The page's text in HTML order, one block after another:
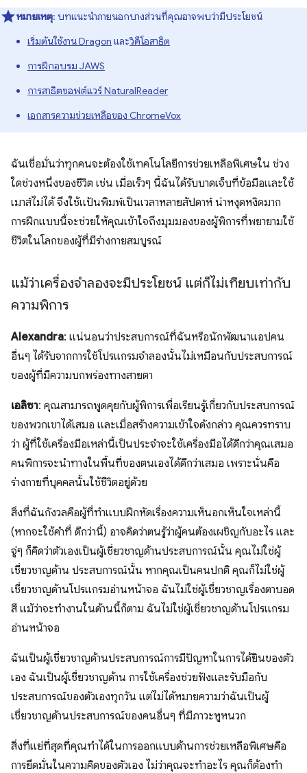
หมายเหตุ: บทแนะนำภายนอกบางส่วนที่คุณอาจพบว่ามีประโยชน์
เริ่มต้นใช้งาน Dragon และวิดีโอสาธิต
การฝึกอบรม JAWS
การสาธิตซอฟต์แวร์ NaturalReader
เอกสารความช่วยเหลือของ ChromeVox
ฉันเชื่อมั่นว่าทุกคนจะต้องใช้เทคโนโลยีการช่วยเหลือพิเศษใน ช่วง
ใดช่วงหนึ่งของชีวิต เช่น เมื่อเร็วๆ นี้ฉันได้รับบาดเจ็บที่ข้อมือและใช้
เมาส์ไม่ได้ จึงใช้แป้นพิมพ์เป็นเวลาหลายสัปดาห์ น่าหงุดหงิดมาก
การฝึกแบบนี้จะช่วยให้คุณเข้าใจถึงมุมมองของผู้พิการที่พยายามใช้
ชีวิตในโลกของผู้ที่มีร่างกายสมบูรณ์
แม้ว่าเครื่องจำลองจะมีประโยชน์ แต่ก็ไม่เทียบเท่ากับ
ความพิการ
Alexandra: แน่นอนว่าประสบการณ์ที่ฉันหรือนักพัฒนาแอปคน
อื่นๆ ได้รับจากการใช้โปรแกรมจำลองนั้นไม่เหมือนกับประสบการณ์
ของผู้ที่มีความบกพร่องทางสายตา
เอลิซา: คุณสามารถพูดคุยกับผู้พิการเพื่อเรียนรู้เกี่ยวกับประสบการณ์
ของพวกเขาได้เสมอ และเมื่อสร้างความเข้าใจดังกล่าว คุณควรทราบ
ว่า ผู้ที่ใช้เครื่องมือเหล่านี้เป็นประจำจะใช้เครื่องมือได้ดีกว่าคุณเสมอ
คนพิการจะนำทางในพื้นที่ของตนเองได้ดีกว่าเสมอ เพราะนั่นคือ
ร่างกายที่บุคคลนั้นใช้ชีวิตอยู่ด้วย
สิ่งที่ฉันกังวลคือผู้ที่ทำแบบฝึกหัดเรื่องความเห็นอกเห็นใจเหล่านี้
(หากจะใช้คำที่ ดีกว่านี้) อาจคิดว่าตนรู้ว่าผู้คนต้องเผชิญกับอะไร และ
จู่ๆ ก็คิดว่าตัวเองเป็นผู้เชี่ยวชาญด้านประสบการณ์นั้น คุณไม่ใช่ผู้
เชี่ยวชาญด้าน ประสบการณ์นั้น หากคุณเป็นคนปกติ คุณก็ไม่ใช่ผู้
เชี่ยวชาญด้านโปรแกรมอ่านหน้าจอ ฉันไม่ใช่ผู้เชี่ยวชาญเรื่องตาบอด
สี แม้ว่าจะทำงานในด้านนี้ก็ตาม ฉันไม่ใช่ผู้เชี่ยวชาญด้านโปรแกรม
อ่านหน้าจอ
ฉันเป็นผู้เชี่ยวชาญด้านประสบการณ์การมีปัญหาในการได้ยินของตัว
เอง ฉันเป็นผู้เชี่ยวชาญด้าน การใช้เครื่องช่วยฟังและรับมือกับ
ประสบการณ์ของตัวเองทุกวัน แต่ไม่ได้หมายความว่าฉันเป็นผู้
เชี่ยวชาญด้านประสบการณ์ของคนอื่นๆ ที่มีภาวะหูหนวก
สิ่งที่แย่ที่สุดที่คุณทำได้ในการออกแบบด้านการช่วยเหลือพิเศษคือ
การยึดมั่นในความคิดของตัวเอง ไม่ว่าคุณจะทำอะไร คุณก็ต้องทำ